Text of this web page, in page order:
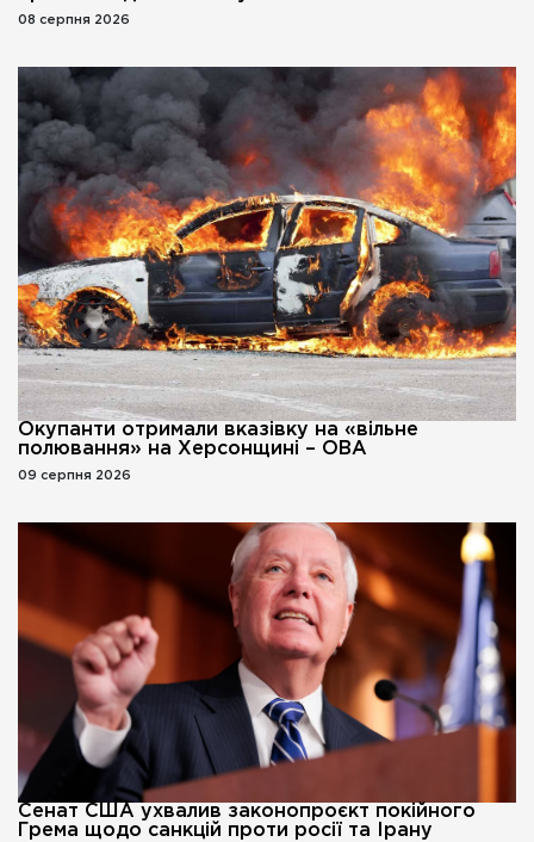
08 серпня 2026
Окупанти отримали вказівку на «вільне
полювання» на Херсонщині – ОВА
09 серпня 2026
Сенат США ухвалив законопроєкт покійного
Грема щодо санкцій проти росії та Ірану